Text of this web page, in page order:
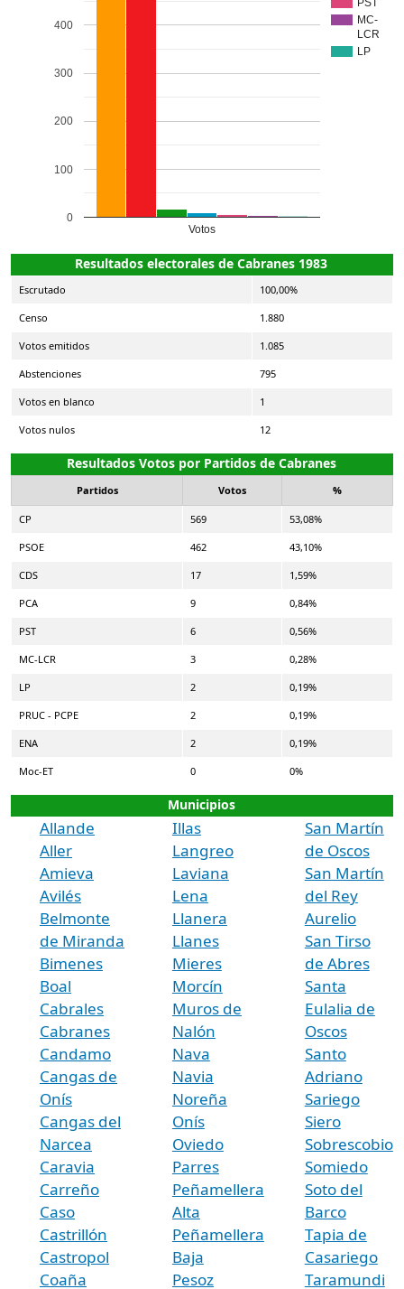
PST
MC-
LCR
LP
Votos
0
100
200
300
400
Resultados electorales de Cabranes 1983
Escrutado 100,00%
Censo 1.880
Votos emitidos 1.085
Abstenciones 795
Votos en blanco 1
Votos nulos 12
Resultados Votos por Partidos de Cabranes
Partidos Votos %
CP 569 53,08%
PSOE 462 43,10%
CDS 17 1,59%
PCA 9 0,84%
PST 6 0,56%
MC-LCR 3 0,28%
LP 2 0,19%
PRUC - PCPE 2 0,19%
ENA 2 0,19%
Moc-ET 0 0%
Municipios
Allande
Aller
Amieva
Avilés
Belmonte
de Miranda
Bimenes
Boal
Cabrales
Cabranes
Candamo
Cangas de
Onís
Cangas del
Narcea
Caravia
Carreño
Caso
Castrillón
Castropol
Coaña
Illas
Langreo
Laviana
Lena
Llanera
Llanes
Mieres
Morcín
Muros de
Nalón
Nava
Navia
Noreña
Onís
Oviedo
Parres
Peñamellera
Alta
Peñamellera
Baja
Pesoz
San Martín
de Oscos
San Martín
del Rey
Aurelio
San Tirso
de Abres
Santa
Eulalia de
Oscos
Santo
Adriano
Sariego
Siero
Sobrescobio
Somiedo
Soto del
Barco
Tapia de
Casariego
Taramundi